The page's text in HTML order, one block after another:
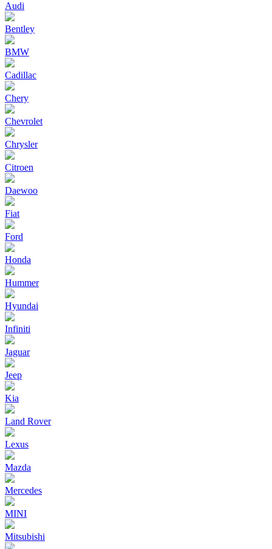
Audi
Bentley
BMW
Cadillac
Chery
Chevrolet
Chrysler
Citroen
Daewoo
Fiat
Ford
Honda
Hummer
Hyundai
Infiniti
Jaguar
Jeep
Kia
Land Rover
Lexus
Mazda
Mercedes
MINI
Mitsubishi